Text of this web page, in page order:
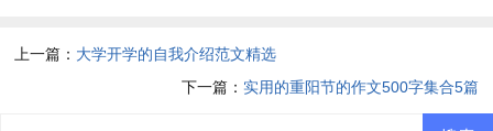
上一篇： 大学开学的自我介绍范文精选
下一篇： 实用的重阳节的作文500字集合5篇